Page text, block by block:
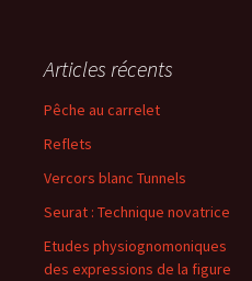
Articles récents
Pêche au carrelet
Reflets
Vercors blanc Tunnels
Seurat : Technique novatrice
Etudes physiognomoniques
des expressions de la figure